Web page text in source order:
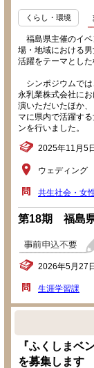
くらし・環境
福島県主催のイベ
場・地域における
活躍をテーマとした
シンポジウムでは
永乳業株式会社に
演いただいたほか
マに県内で活躍す
ンを行いました。
2025年11月5
ウェディング
共生社会・女
第18期 福島
2026年5月27
生涯学習課
『ふくしまベ
を募集します